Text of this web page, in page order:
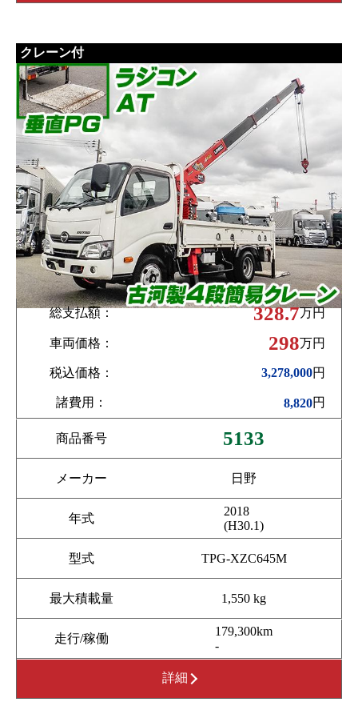
クレーン付
総支払額： 328.7万円
車両価格： 298万円
税込価格： 3,278,000円
諸費用： 8,820円
商品番号 5133
メーカー 日野
年式
2018
(H30.1)
型式 TPG-XZC645M
最大積載量 1,550 kg
走行/稼働
179,300km
-
詳細